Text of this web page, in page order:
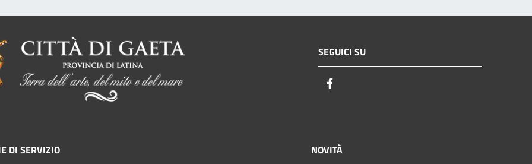
SEGUICI SU
DI SERVIZIO NOVITÀ